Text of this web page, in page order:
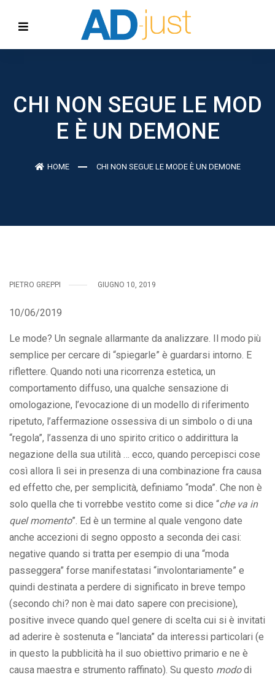
CHI NON SEGUE LE MOD
E È UN DEMONE
HOME CHI NON SEGUE LE MODE È UN DEMONE
PIETRO GREPPI GIUGNO 10, 2019
10/06/2019
Le mode? Un segnale allarmante da analizzare. Il modo più
semplice per cercare di “spiegarle” è guardarsi intorno. E
riflettere. Quando noti una ricorrenza estetica, un
comportamento diffuso, una qualche sensazione di
omologazione, l’evocazione di un modello di riferimento
ripetuto, l’affermazione ossessiva di un simbolo o di una
“regola”, l’assenza di uno spirito critico o addirittura la
negazione della sua utilità … ecco, quando percepisci cose
così allora lì sei in presenza di una combinazione fra causa
ed effetto che, per semplicità, definiamo “moda”. Che non è
solo quella che ti vorrebbe vestito come si dice “che va in
quel momento”. Ed è un termine al quale vengono date
anche accezioni di segno opposto a seconda dei casi:
negative quando si tratta per esempio di una “moda
passeggera” forse manifestatasi “involontariamente” e
quindi destinata a perdere di significato in breve tempo
(secondo chi? non è mai dato sapere con precisione),
positive invece quando quel genere di scelta cui si è invitati
ad aderire è sostenuta e “lanciata” da interessi particolari (e
in questo la pubblicità ha il suo obiettivo primario e ne è
causa maestra e strumento raffinato). Su questo mododi